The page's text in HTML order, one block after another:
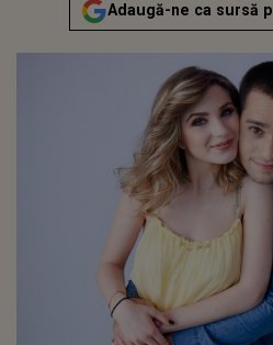
Adaugă-ne ca sursă